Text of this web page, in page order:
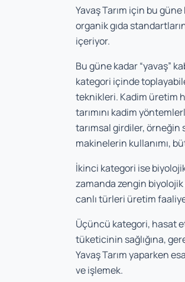
Yavaş Tarım için bu
organik gıda
içeriyor.
Bu güne kadar “yavaş”
kategori içinde
teknikleri. Kadim üretim
tarımını kadim
tarımsal girdiler, örneğin
makinelerin kullanımı,
İkinci kategori ise
zamanda zengin
canlı türleri üretim
Üçüncü kategori, hasat
tüketicinin sağlığına,
Yavaş Tarım yaparken
ve işlemek.